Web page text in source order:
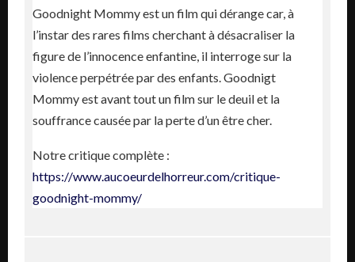
Goodnight Mommy est un film qui dérange car, à
l’instar des rares films cherchant à désacraliser la
figure de l’innocence enfantine, il interroge sur la
violence perpétrée par des enfants. Goodnigt
Mommy est avant tout un film sur le deuil et la
souffrance causée par la perte d’un être cher.
Notre critique complète :
https://www.aucoeurdelhorreur.com/critique-
goodnight-mommy/